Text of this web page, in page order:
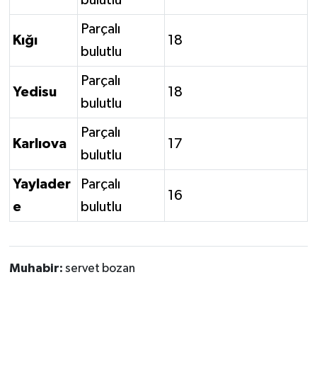
Kığı
Parçalı
bulutlu
18
Yedisu
Parçalı
bulutlu
18
Karlıova
Parçalı
bulutlu
17
Yaylader
e
Parçalı
bulutlu
16
Muhabir: servet bozan